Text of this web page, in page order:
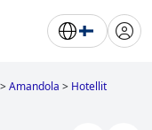
>Amandola > Hotellit